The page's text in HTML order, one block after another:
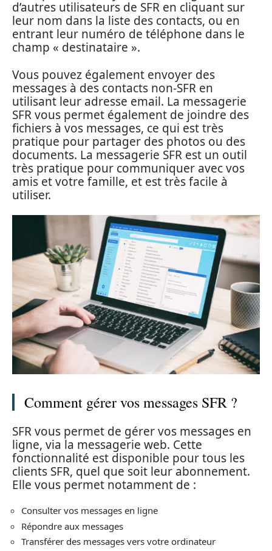
d’autres utilisateurs de SFR en cliquant sur
leur nom dans la liste des contacts, ou en
entrant leur numéro de téléphone dans le
champ « destinataire ».
Vous pouvez également envoyer des
messages à des contacts non-SFR en
utilisant leur adresse email. La messagerie
SFR vous permet également de joindre des
fichiers à vos messages, ce qui est très
pratique pour partager des photos ou des
documents. La messagerie SFR est un outil
très pratique pour communiquer avec vos
amis et votre famille, et est très facile à
utiliser.
Comment gérer vos messages SFR ?
SFR vous permet de gérer vos messages en
ligne, via la messagerie web. Cette
fonctionnalité est disponible pour tous les
clients SFR, quel que soit leur abonnement.
Elle vous permet notamment de :
Consulter vos messages en ligne
Répondre aux messages
Transférer des messages vers votre ordinateur